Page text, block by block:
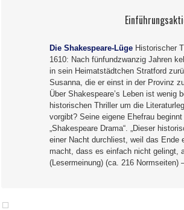
Die Shakespeare-Lüge Historischer
1610: Nach fünfundzwanzig Jahren
in sein Heimatstädtchen Stratford
Susanna, die er einst in der Provinz
Über Shakespeare’s Leben ist wenig
historischen Thriller um die
vorgibt? Seine eigene Ehefrau
„Shakespeare Drama“. „Dieser
einer Nacht durchliest, weil das Ende
macht, dass es einfach nicht gelingt,
(Lesermeinung) (ca. 216 Normseiten)